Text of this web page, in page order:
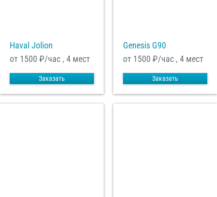
Haval Jolion
от 1500 ₽/час , 4 мест
Заказать
Genesis G90
от 1500 ₽/час , 4 мест
Заказать